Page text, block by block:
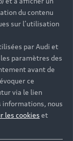
du contenu
sur l’utilisation
par Audi et
paramètres des
avant de
ce
via le lien
informations, nous
les cookies et